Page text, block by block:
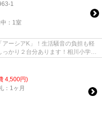
1
： 1室
ーシアK」！生活騒音の負担も軽
かり２台分あります！相川小学
4,500円)
：1ヶ月